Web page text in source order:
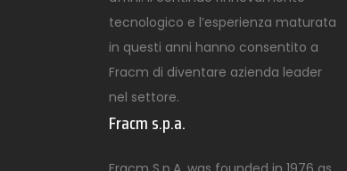
tecnologico e l’esperienza maturata
in questi anni hanno consentito a
Fracm di diventare azienda leader
nel settore.
Fracm s.p.a.